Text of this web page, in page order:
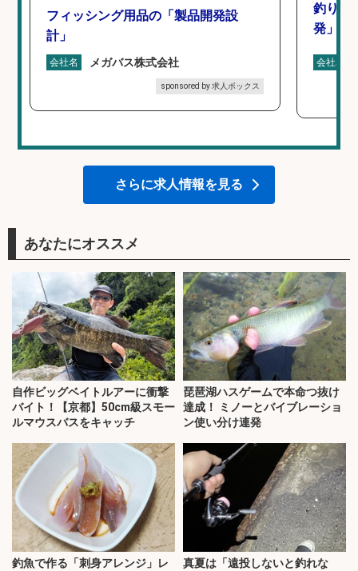
フィッシング用品の「製品開発設
計」
会社名 メガバス株式会社
sponsored by 求人ボックス
釣り好
発」/
会社名
さらに求人情報を見る
あなたにオススメ
自作ビッグベイトルアーに衝撃
バイト！【京都】50cm級スモー
ルマウスバスをキャッチ
琵琶湖ハスゲームで本命つ抜け
達成！ ミノーとバイブレーショ
ン使い分け連発
釣魚で作る「刺身アレンジ」レ
真夏は「遠投しないと釣れな